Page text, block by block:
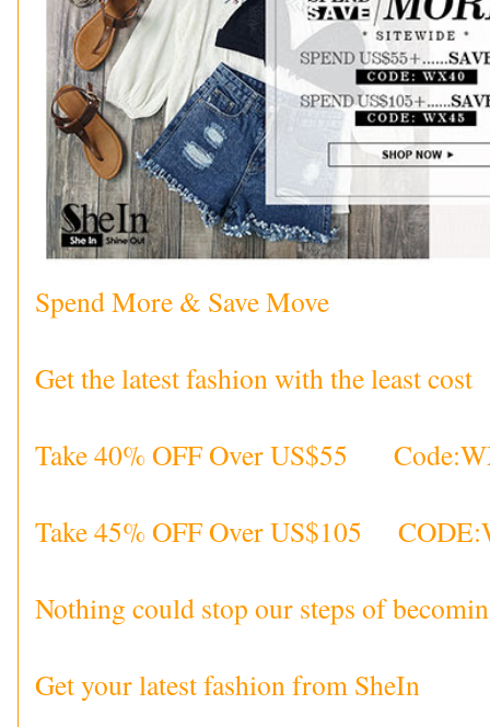
Spend More & Save Move
Get the latest fashion with the least cost
Take 40% OFF Over US$55
Take 45% OFF Over US$105
Nothing could stop our steps of
Get your latest fashion from SheIn